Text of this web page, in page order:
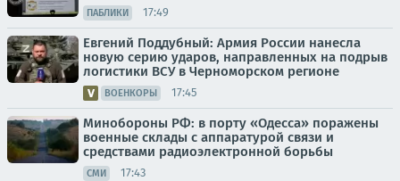
ПАБЛИКИ 17:49
Евгений Поддубный: Армия России нанесла
новую серию ударов, направленных на подрыв
логистики ВСУ в Черноморском регионе
ВОЕНКОРЫ 17:45
Минобороны РФ: в порту «Одесса» поражены
военные склады с аппаратурой связи и
средствами радиоэлектронной борьбы
СМИ 17:43